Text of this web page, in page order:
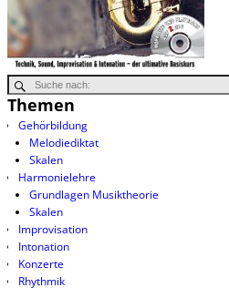
Themen
Gehörbildung
Melodiediktat
Skalen
Harmonielehre
Grundlagen Musiktheorie
Skalen
Improvisation
Intonation
Konzerte
Rhythmik